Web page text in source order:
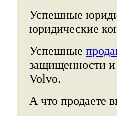
Успешные
юридические
Успешные
защищенности и
Volvo.
А что продаете